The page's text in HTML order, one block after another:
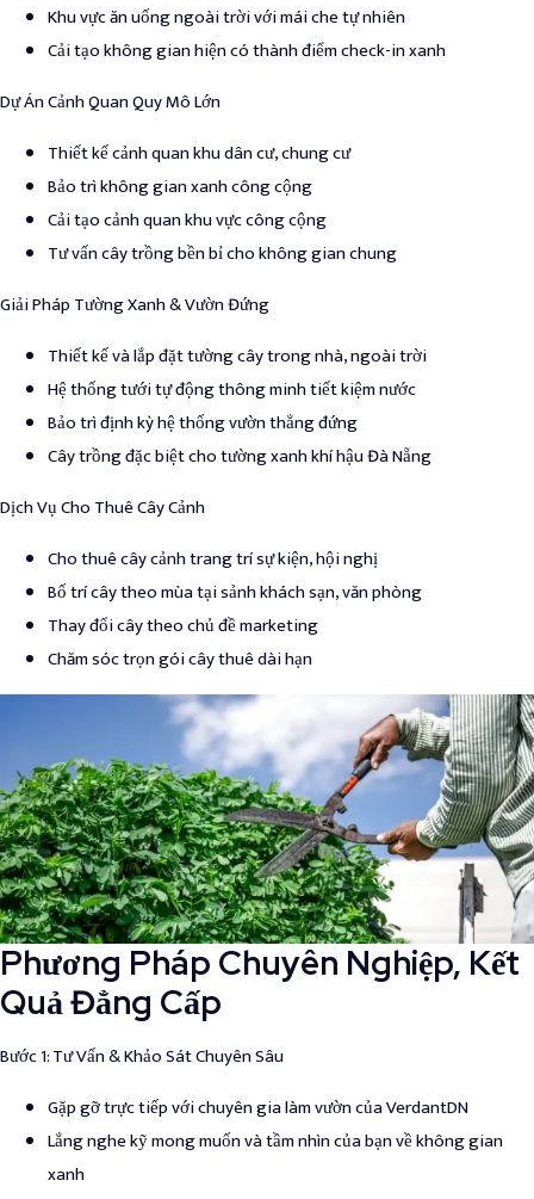
Khu vực ăn uống ngoài trời với mái che tự nhiên
Cải tạo không gian hiện có thành điểm check-in xanh
Dự Án Cảnh Quan Quy Mô Lớn
Thiết kế cảnh quan khu dân cư, chung cư
Bảo trì không gian xanh công cộng
Cải tạo cảnh quan khu vực công cộng
Tư vấn cây trồng bền bỉ cho không gian chung
Giải Pháp Tường Xanh & Vườn Đứng
Thiết kế và lắp đặt tường cây trong nhà, ngoài trời
Hệ thống tưới tự động thông minh tiết kiệm nước
Bảo trì định kỳ hệ thống vườn thẳng đứng
Cây trồng đặc biệt cho tường xanh khí hậu Đà Nẵng
Dịch Vụ Cho Thuê Cây Cảnh
Cho thuê cây cảnh trang trí sự kiện, hội nghị
Bố trí cây theo mùa tại sảnh khách sạn, văn phòng
Thay đổi cây theo chủ đề marketing
Chăm sóc trọn gói cây thuê dài hạn
Phương Pháp Chuyên Nghiệp, Kết
Quả Đẳng Cấp
Bước 1: Tư Vấn & Khảo Sát Chuyên Sâu
Gặp gỡ trực tiếp với chuyên gia làm vườn của VerdantDN
Lắng nghe kỹ mong muốn và tầm nhìn của bạn về không gian
xanh